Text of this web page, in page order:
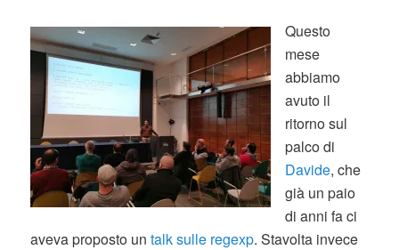
Questo
mese
abbiamo
avuto il
ritorno sul
palco di
Davide, che
già un paio
di anni fa ci
aveva proposto untalk sulle regexp. Stavolta invece